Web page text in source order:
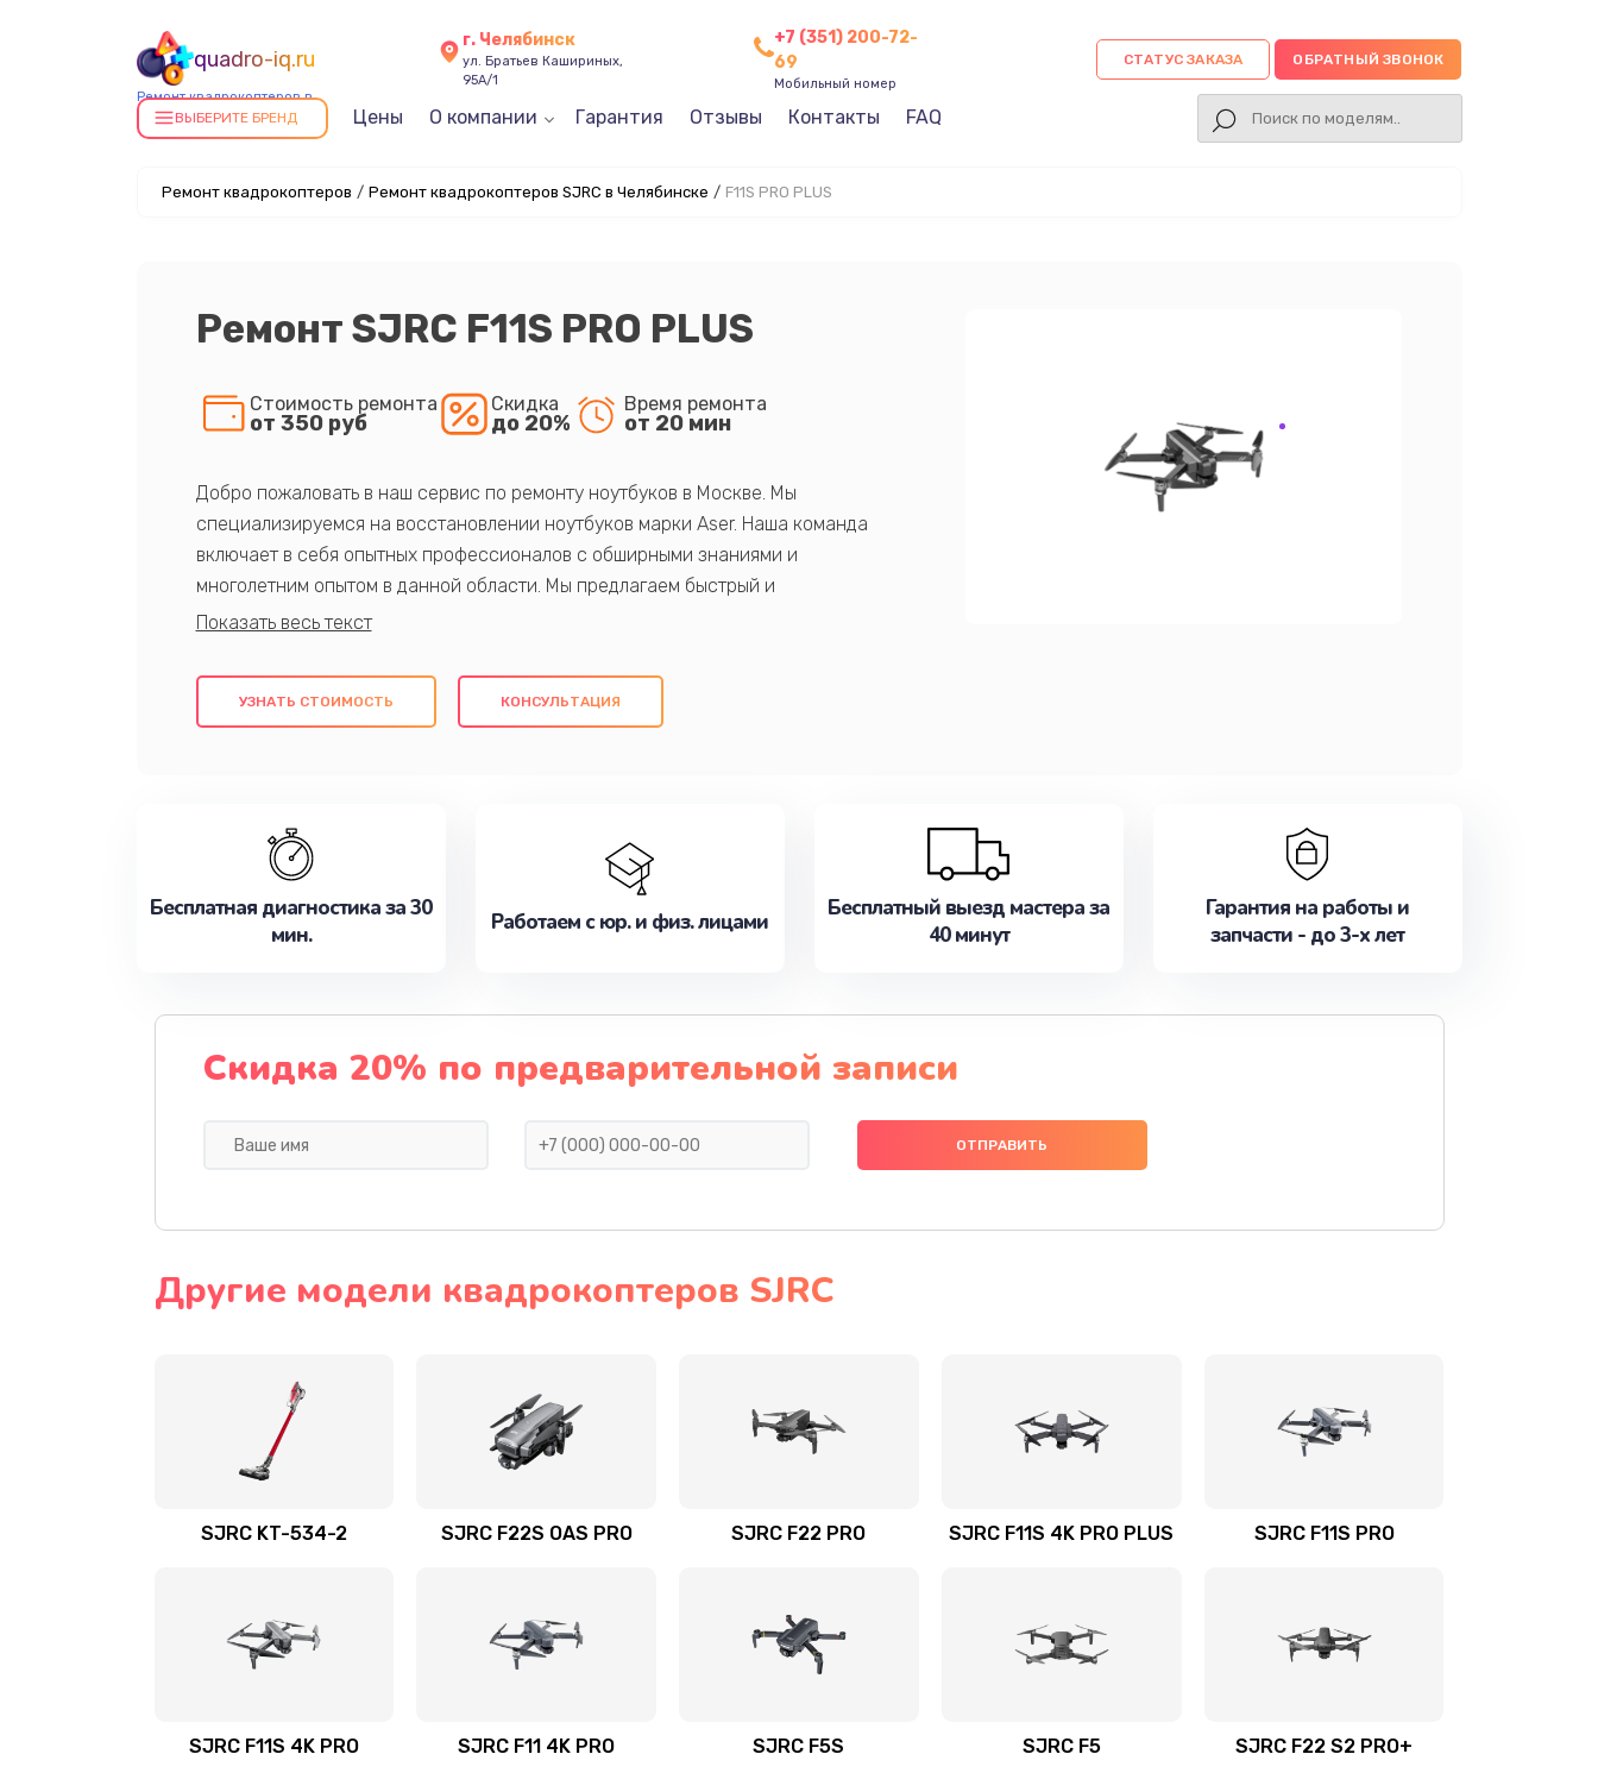
quadro-iq.ru
Ремонт квадрокоптеров в
Челябинске
г. Челябинск
ул. Братьев Кашириных,
95А/1
+7 (351) 200-72-
69
Мобильный номер
СТАТУС ЗАКАЗА ОБРАТНЫЙ ЗВОНОК
ВЫБЕРИТЕ БРЕНД Цены О компании Гарантия Отзывы Контакты FAQ
Ремонт квадрокоптеров / Ремонт квадрокоптеров SJRC в Челябинске / F11S PRO PLUS
Ремонт SJRC F11S PRO PLUS
Стоимость ремонта
от 350 руб
Скидка
до 20%
Время ремонта
от 20 мин
Добро пожаловать в наш сервис по ремонту ноутбуков в Москве. Мы
специализируемся на восстановлении ноутбуков марки Aser. Наша команда
включает в себя опытных профессионалов с обширными знаниями и
многолетним опытом в данной области. Мы предлагаем быстрый и
качественный ремонт с использованием оригинальных компонентов, а также
клиентам надежное и профессиональное обслуживание, удовлетворяя их
потребности наилучшим образом. Не медлите записаться на ремонт уже
УЗНАТЬ СТОИМОСТЬ КОНСУЛЬТАЦИЯ
Бесплатная диагностика за 30
мин.
Работаем с юр. и физ. лицами
Бесплатный выезд мастера за
40 минут
Гарантия на работы и
запчасти - до 3-х лет
Скидка 20% по предварительной записи
Другие модели квадрокоптеров SJRC
SJRC KT-534-2 SJRC F22S OAS PRO SJRC F22 PRO SJRC F11S 4K PRO PLUS SJRC F11S PRO
SJRC F11S 4K PRO SJRC F11 4K PRO SJRC F5S SJRC F5 SJRC F22 S2 PRO+